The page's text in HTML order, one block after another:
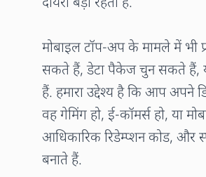
मोबाइल टॉप-अप के मामले में भी
सकते हैं, डेटा पैकेज चुन सकते हैं,
हैं. हमारा उद्देश्य है कि आप अपने
वह गेमिंग हो, ई-कॉमर्स हो, या
आधिकारिक रिडेम्प्शन कोड,
बनाते हैं.